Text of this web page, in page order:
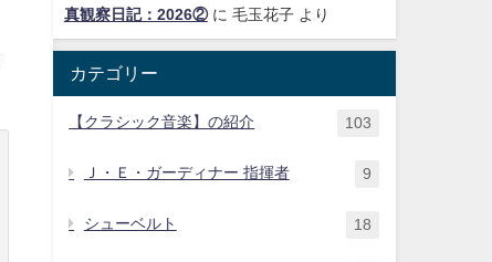
真観察日記：2026②に 毛玉花子より
カテゴリー
【クラシック音楽】の紹介 103
Ｊ・Ｅ・ガーディナー 指揮者 9
シューベルト 18